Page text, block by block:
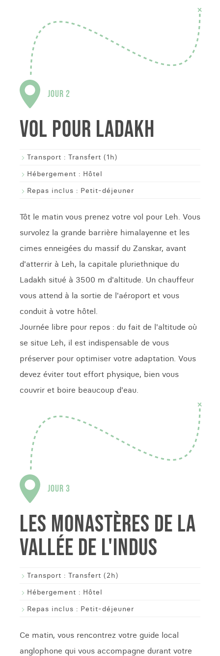
JOUR 2
VOL POUR LADAKH
Transport : Transfert (1h)
Hébergement : Hôtel
Repas inclus : Petit-déjeuner
Tôt le matin vous prenez votre vol pour Leh. Vous
survolez la grande barrière himalayenne et les
cimes enneigées du massif du Zanskar, avant
d'atterrir à Leh, la capitale pluriethnique du
Ladakh situé à 3500 m d'altitude. Un chauffeur
vous attend à la sortie de l'aéroport et vous
conduit à votre hôtel.
Journée libre pour repos : du fait de l'altitude où
se situe Leh, il est indispensable de vous
préserver pour optimiser votre adaptation. Vous
devez éviter tout effort physique, bien vous
couvrir et boire beaucoup d'eau.
JOUR 3
LES MONASTÈRES DE LA
VALLÉE DE L'INDUS
Transport : Transfert (2h)
Hébergement : Hôtel
Repas inclus : Petit-déjeuner
Ce matin, vous rencontrez votre guide local
anglophone qui vous accompagne durant votre